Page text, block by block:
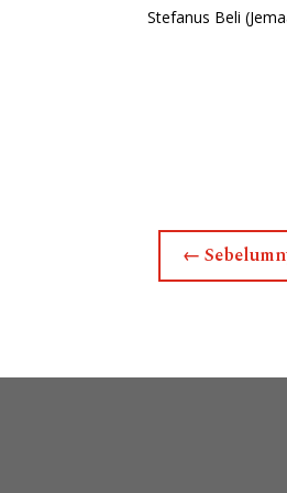
Stefanus Beli
←